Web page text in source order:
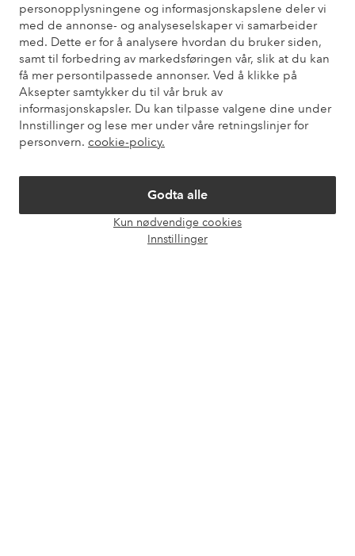
personopplysningene og informasjonskapslene deler vi
med de annonse- og analyseselskaper vi samarbeider
med. Dette er for å analysere hvordan du bruker siden,
samt til forbedring av markedsføringen vår, slik at du kan
få mer persontilpassede annonser. Ved å klikke på
Aksepter samtykker du til vår bruk av
informasjonskapsler. Du kan tilpasse valgene dine under
Innstillinger og lese mer under våre retningslinjer for
personvern. cookie-policy.
Godta alle
Kun nødvendige cookies
Innstillinger
Du finner svar på de vanligste spørsmålene i vår FAQ. Du finner
også informasjon om hvordan du kan kontakte oss.
Kundeservice Betalingsmåte
Mine sider
Om Ellos